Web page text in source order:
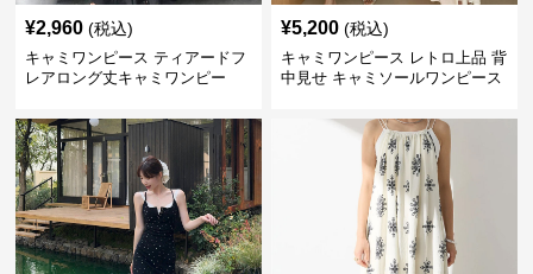
¥2,960 (税込)
キャミワンピース ティアードフ
レアロング丈キャミワンピー
¥5,200 (税込)
キャミワンピース レトロ上品 背
中見せ キャミソールワンピース